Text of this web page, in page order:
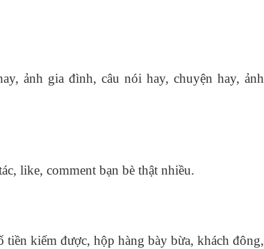
ảnh gia đình, câu nói hay, chuyện hay, ảnh
like, comment bạn bè thật nhiều.
tiền kiếm được, hộp hàng bày bừa, khách đông,